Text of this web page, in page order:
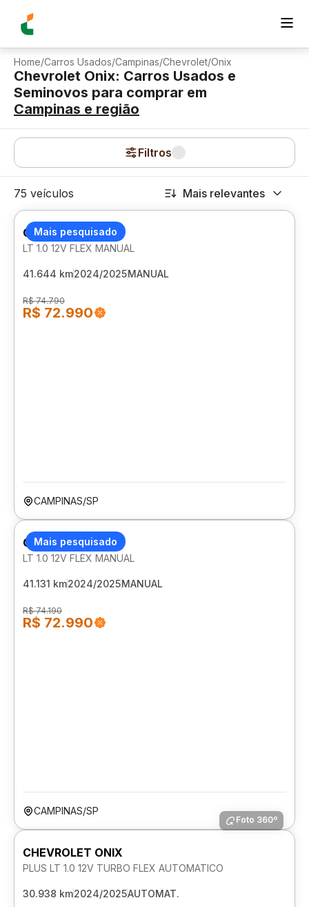
Home/Carros Usados/Campinas/Chevrolet/Onix
Chevrolet Onix: Carros Usados e
Seminovos para comprar em
Campinas e região
Filtros
75 veículos Mais relevantes
Mais pesquisado
CHEVROLET ONIX
LT 1.0 12V FLEX MANUAL
41.644 km2024/2025MANUAL
R$ 74.790
R$ 72.990
CAMPINAS/SP
Mais pesquisado
CHEVROLET ONIX
LT 1.0 12V FLEX MANUAL
41.131 km2024/2025MANUAL
R$ 74.190
R$ 72.990
CAMPINAS/SP
Foto 360º
CHEVROLET ONIX
PLUS LT 1.0 12V TURBO FLEX AUTOMATICO
30.938 km2024/2025AUTOMAT.